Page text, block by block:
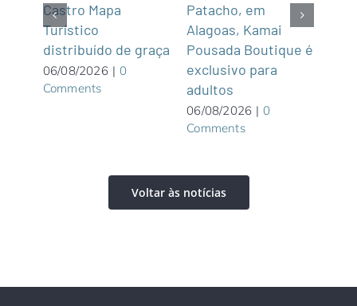
Castro Mapa
Turístico
distribuído de graça
06/08/2026 | 0
Comments
Patacho, em
Alagoas, Kamai
Pousada Boutique é
exclusivo para
adultos
06/08/2026 | 0
Comments
Voltar às notícias